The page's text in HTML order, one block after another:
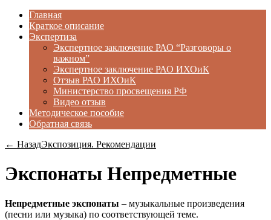
Главная
Краткое описание
Экспертиза
Экспертное заключение РАО “Разговоры о
важном”
Экспертное заключение РАО ИХОиК
Отзыв РАО ИХОиК
Министерство просвещения РФ
Видео отзыв
Методическое пособие
Обратная связь
← НазадЭкспозиция. Рекомендации
Экспонаты Непредметные
Непредметные экспонаты – музыкальные произведения
(песни или музыка) по соответствующей теме.